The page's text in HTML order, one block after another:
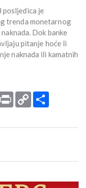
posljedica je
trenda monetarnog
Dok banke
pitanje hoće li
naknada ili kamatnih
Print Copy
Link